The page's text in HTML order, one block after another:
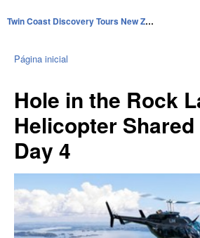
Twin Coast Discovery Tours New Zealand
Página inicial
Hole in the Rock
Helicopter
Day 4